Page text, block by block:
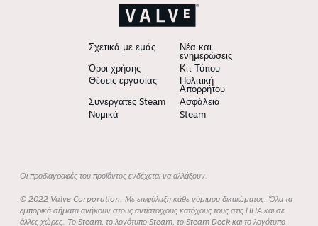
Σχετικά με εμάς Νέα και
ενημερώσεις
Όροι χρήσης
Κιτ Τύπου
Θέσεις εργασίας
Πολιτική
Απορρήτου
Συνεργάτες Steam
Ασφάλεια
Νομικά
Steam
Οι προδιαγραφές του προϊόντος ενδέχεται να αλλάξουν.
© 2022 Valve Corporation. Με επιφύλαξη κάθε νόμιμου δικαιώματος. Όλα τα
εμπορικά σήματα ανήκουν στους αντίστοιχους κατόχους τους στις ΗΠΑ και σε
άλλες χώρες. Το Steam, το λογότυπο Steam, το Steam Deck και το λογότυπο